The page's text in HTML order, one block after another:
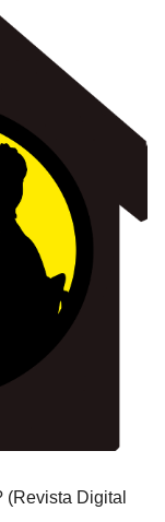
(Revista Digital